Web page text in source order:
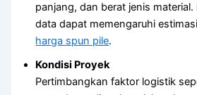
panjang, dan berat jenis material.
data dapat memengaruhi
harga spun pile.
Kondisi Proyek
Pertimbangkan faktor logistik